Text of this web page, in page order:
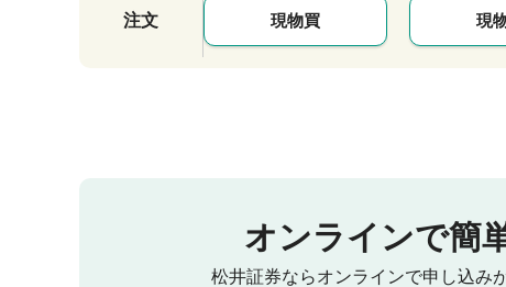
注文 現物買 現
オンラインで簡単
松井証券ならオンラインで申し込み